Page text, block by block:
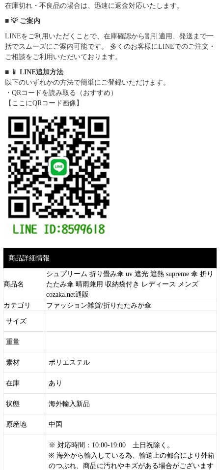
在庫切れ・不良品の場合は、迅速に返金対応いたします。
■ 💡 ご案内
LINEをご利用いただくことで、在庫確認から割引適用、発送まで一
括でスムーズにご案内可能です。 多くのお客様にLINEでのご注文・
ご相談をご利用いただいております。
■ 📱 LINE追加方法
以下のいずれかの方法で簡単にご登録いただけます。
・QRコードを読み取る（おすすめ）
【ここにQRコード画像】
商品詳細情報
商品名
シュプリーム 折り畳み傘 uv 遮光 遮熱 supreme 傘 折り
たたみ傘 晴雨兼用 収納袋付き レディース メンズ
cozaka.net通販
カテゴリ
ファッション雑貨/折りたたみか傘
サイズ
重量
素材 ポリエステル
在庫 あり
状態 海外輸入新品
原産地 中国
※ 対応時間：10:00-19:00 土日祝除く。
※ 海外から輸入している為、輸送上の都合により外箱
のつぶれ、商品に汚れやキズがある場合がございます